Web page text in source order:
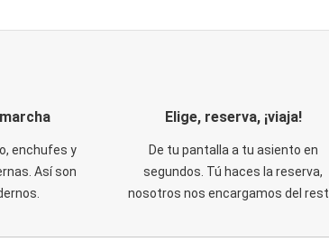
enchufes y
Así son
Elige, reserva, ¡viaja!
De tu pantalla a tu asiento en
segundos. Tú haces la reserva,
nosotros nos encargamos del